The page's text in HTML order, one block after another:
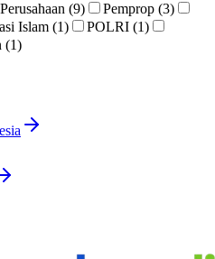
Perusahaan (9)
Pemprop (3)
Islam (1)
POLRI (1)
(1)